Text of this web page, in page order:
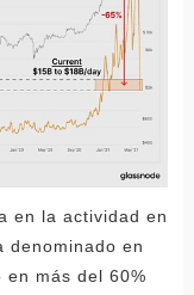
en la actividad en
denominado en
más del 60%